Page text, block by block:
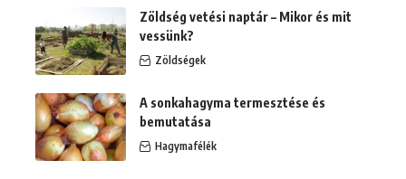
Zöldség vetési naptár – Mikor és mit
vessünk?
Zöldségek
A sonkahagyma termesztése és
bemutatása
Hagymafélék